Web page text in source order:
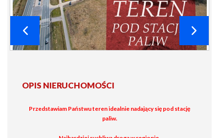
OPIS NIERUCHOMOŚCI
Przedstawiam Państwu teren idealnie nadający się pod stację
paliw.